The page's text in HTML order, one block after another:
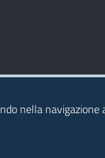
nella navigazione